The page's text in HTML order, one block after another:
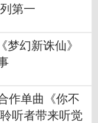
第一
梦幻新诛仙》
作单曲《你不
听者带来听觉